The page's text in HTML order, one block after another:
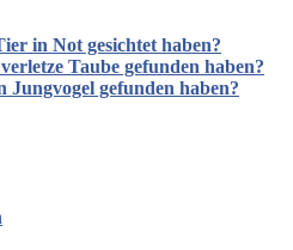
in Not gesichtet haben?
Taube gefunden haben?
Jungvogel gefunden haben?